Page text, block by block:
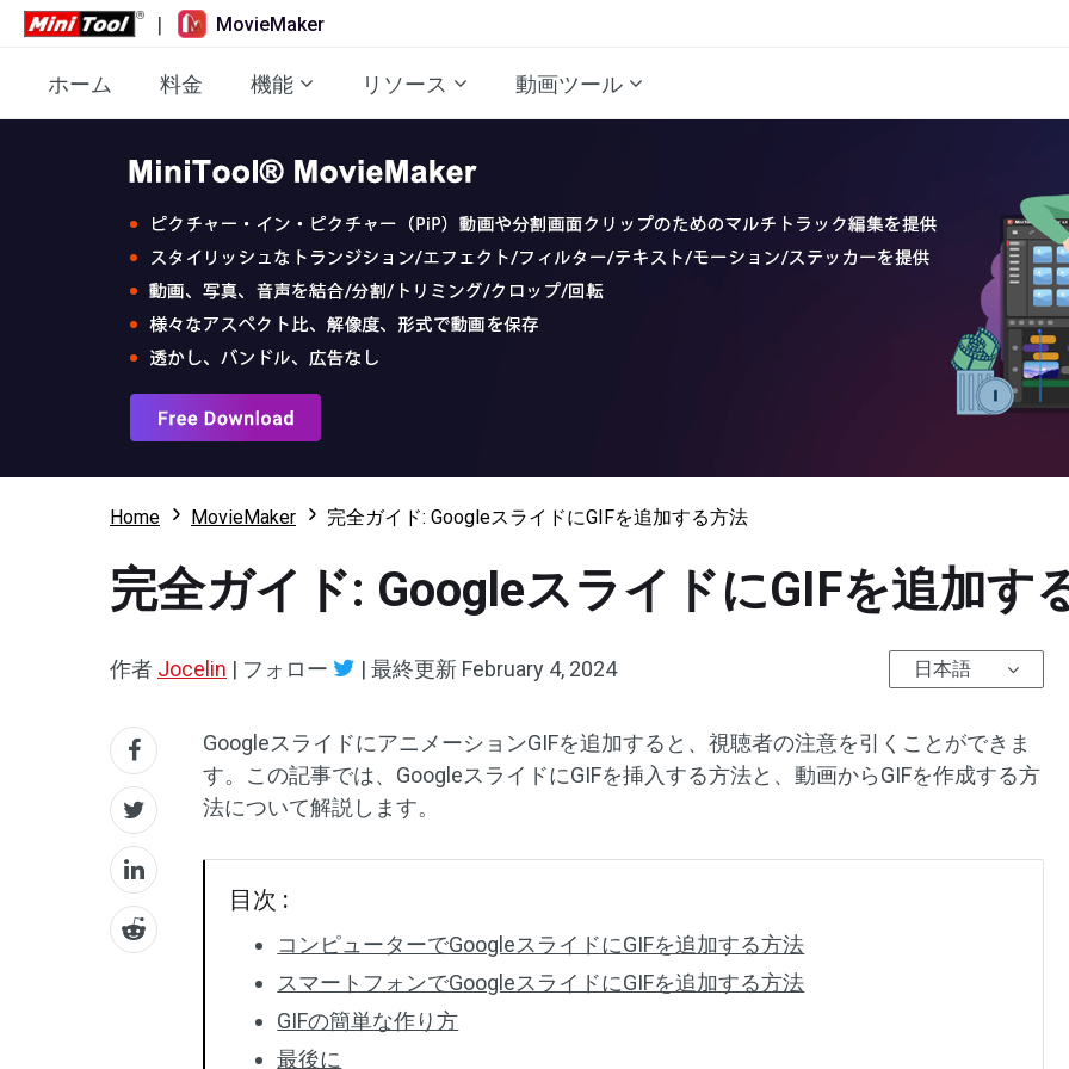
| MovieMaker
ホーム 料金 機能 リソース 動画ツール
Home MovieMaker 完全ガイド: GoogleスライドにGIFを追加する方法
完全ガイド: GoogleスライドにGIFを追加す
作者 Jocelin | フォロー | 最終更新 February 4, 2024 日本語
GoogleスライドにアニメーションGIFを追加すると、視聴者の注意を引くことができま
す。この記事では、GoogleスライドにGIFを挿入する方法と、動画からGIFを作成する方
法について解説します。
目次 :
コンピューターでGoogleスライドにGIFを追加する方法
スマートフォンでGoogleスライドにGIFを追加する方法
GIFの簡単な作り方
最後に